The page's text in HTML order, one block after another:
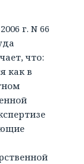
г. N 66
что:
как в